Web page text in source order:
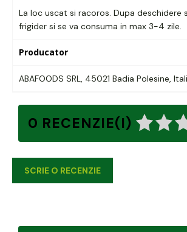
La loc uscat si racoros. Dupa deschidere
frigider si se va consuma in max 3-4 zile.
Producator
ABAFOODS SRL, 45021 Badia Polesine,
0 RECENZIE(I)
SCRIE O RECENZIE